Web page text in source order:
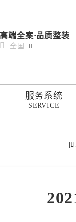
高端全案·品质整装
全国
服务系统
SERVICE
世